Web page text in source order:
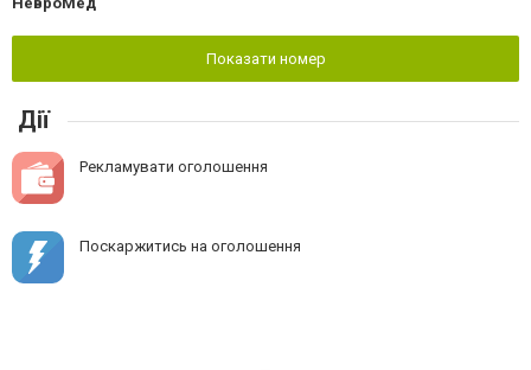
Показати номер
Дії
Рекламувати оголошення
Поскаржитись на оголошення